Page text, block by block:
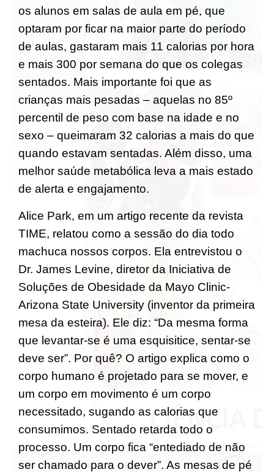
os alunos em salas de aula em pé, que
optaram por ficar na maior parte do período
de aulas, gastaram mais 11 calorias por hora
e mais 300 por semana do que os colegas
sentados. Mais importante foi que as
crianças mais pesadas – aquelas no 85º
percentil de peso com base na idade e no
sexo – queimaram 32 calorias a mais do que
quando estavam sentadas. Além disso, uma
melhor saúde metabólica leva a mais estado
de alerta e engajamento.
Alice Park, em um artigo recente da revista
TIME, relatou como a sessão do dia todo
machuca nossos corpos. Ela entrevistou o
Dr. James Levine, diretor da Iniciativa de
Soluções de Obesidade da Mayo Clinic-
Arizona State University (inventor da primeira
mesa da esteira). Ele diz: “Da mesma forma
que levantar-se é uma esquisitice, sentar-se
deve ser”. Por quê? O artigo explica como o
corpo humano é projetado para se mover, e
um corpo em movimento é um corpo
necessitado, sugando as calorias que
consumimos. Sentado retarda todo o
processo. Um corpo fica “entediado de não
ser chamado para o dever”. As mesas de pé